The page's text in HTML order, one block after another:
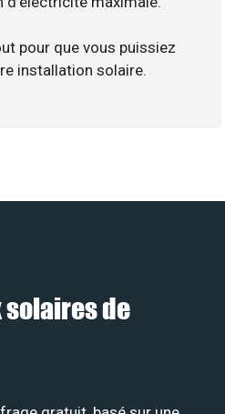
pour que vous puissiez
installation solaire.
solaires de